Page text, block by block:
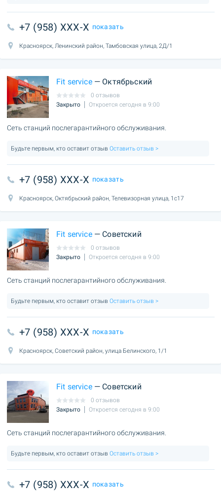
+7 (958) XXX-X показать
Красноярск, Ленинский район, Тамбовская улица, 2Д/1
Fit service— Октябрьский
0 отзывов
Закрыто
Откроется сегодня в 9:00
Сеть станций послегарантийного обслуживания.
Будьте первым, кто оставит отзыв Оставить отзыв >
+7 (958) XXX-X показать
Красноярск, Октябрьский район, Телевизорная улица, 1с17
Fit service— Советский
0 отзывов
Закрыто
Откроется сегодня в 9:00
Сеть станций послегарантийного обслуживания.
Будьте первым, кто оставит отзыв Оставить отзыв >
+7 (958) XXX-X показать
Красноярск, Советский район, улица Белинского, 1/1
Fit service— Советский
0 отзывов
Закрыто
Откроется сегодня в 9:00
Сеть станций послегарантийного обслуживания.
Будьте первым, кто оставит отзыв Оставить отзыв >
+7 (958) XXX-X показать